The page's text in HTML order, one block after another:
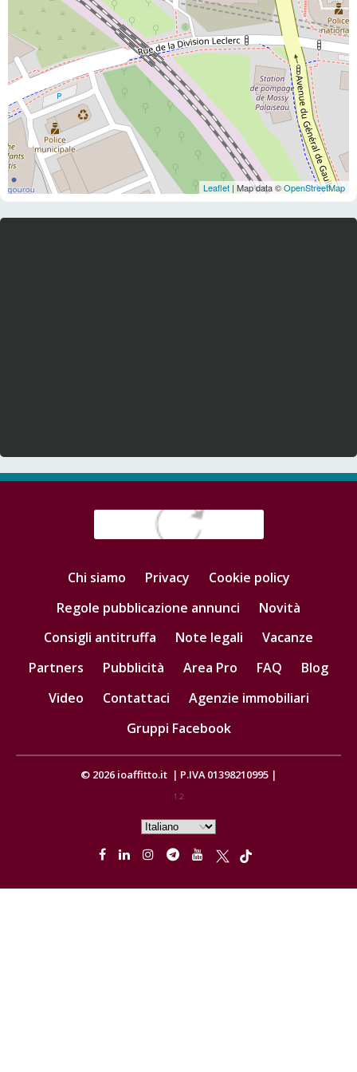
Leaflet | Map data ©OpenStreetMap
Chi siamo Privacy
Cookie policy
Regole pubblicazione annunci
Novità
Consigli antitruffa
Note legali
Vacanze
Partners
Pubblicità Area Pro FAQ
Blog
Video
Contattaci
Agenzie immobiliari
Gruppi Facebook
© 2026 ioaffitto.it | P.IVA 01398210995 |
1.2